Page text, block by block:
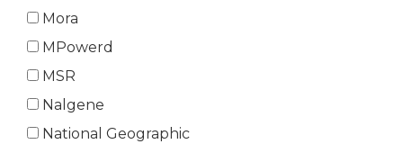
Mora
MPowerd
MSR
Nalgene
National Geographic